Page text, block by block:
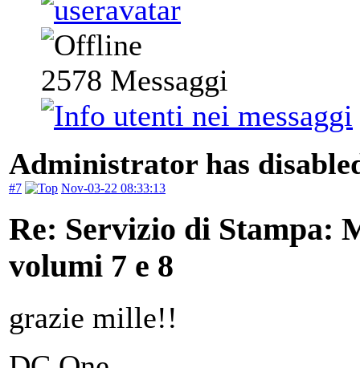
2578 Messaggi
Administrator has
#7 Nov-03-22 08:33:13
Re: Servizio di Stampa:
volumi 7 e 8
grazie mille!!